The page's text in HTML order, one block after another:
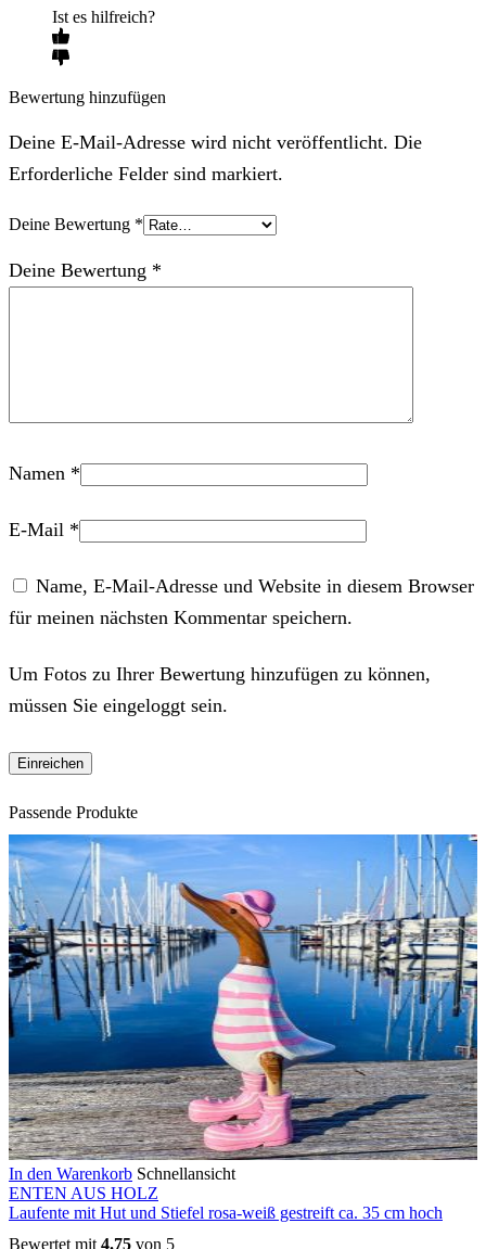
Ist es hilfreich?
Bewertung hinzufügen
Deine E-Mail-Adresse wird nicht veröffentlicht. Die
Erforderliche Felder sind markiert.
Deine Bewertung *
Deine Bewertung *
Namen *
E-Mail *
Name, E-Mail-Adresse und Website in diesem Browser
für meinen nächsten Kommentar speichern.
Um Fotos zu Ihrer Bewertung hinzufügen zu können,
müssen Sie eingeloggt sein.
Passende Produkte
In den Warenkorb Schnellansicht
ENTEN AUS HOLZ
Laufente mit Hut und Stiefel rosa-weiß gestreift ca. 35 cm hoch
Bewertet mit 4.75 von 5